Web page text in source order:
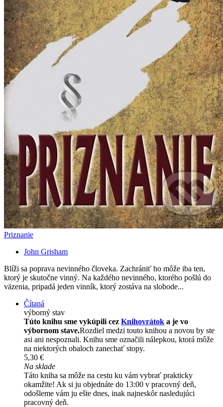
Priznanie
John Grisham
Blíži sa poprava nevinného človeka. Zachrániť ho môže iba ten,
ktorý je skutočne vinný. Na každého nevinného, ktorého pošlú do
väzenia, pripadá jeden vinník, ktorý zostáva na slobode...
Čítaná
výborný stav
Túto knihu sme vykúpili cez Knihovrátok a je vo
výbornom stave.Rozdiel medzi touto knihou a novou by ste
asi ani nespoznali. Knihu sme označili nálepkou, ktorá môže
na niektorých obaloch zanechať stopy.
5,30 €
Na sklade
Táto kniha sa môže na cestu ku vám vybrať prakticky
okamžite! Ak si ju objednáte do 13:00 v pracovný deň,
odošleme vám ju ešte dnes, inak najneskôr nasledujúci
pracovný deň.